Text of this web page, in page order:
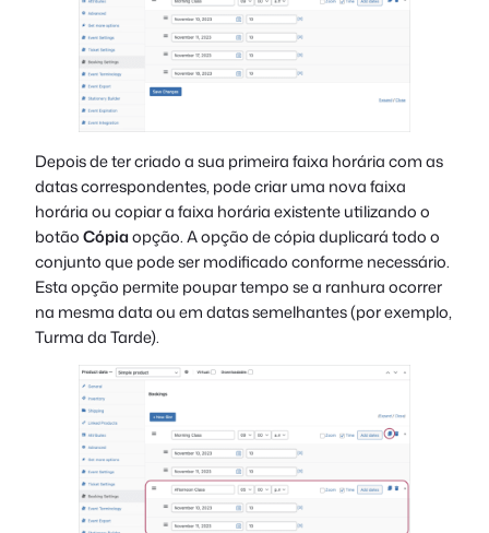
Depois de ter criado a sua primeira faixa horária com as
datas correspondentes, pode criar uma nova faixa
horária ou copiar a faixa horária existente utilizando o
botãoCópiaopção. A opção de cópia duplicará todo o
conjunto que pode ser modificado conforme necessário.
Esta opção permite poupar tempo se a ranhura ocorrer
na mesma data ou em datas semelhantes (por exemplo,
Turma da Tarde).